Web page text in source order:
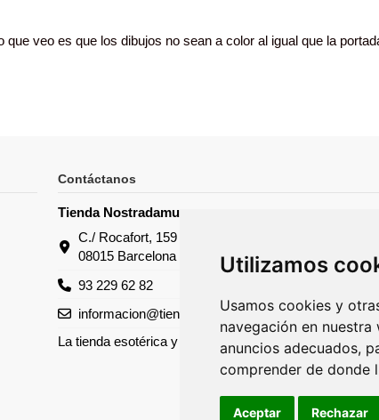
Utilizamos
Usamos cookies y
navegación en
anuncios adecuados,
comprender de donde
Aceptar Rechazar
veo es que los dibujos no sean a color al igual que la
Contáctanos
Tienda Nostradamus
C./ Rocafort, 159
08015 Barcelona
93 229 62 82
informacion@tiendanostradamus.com
La tienda esotérica y de tarots